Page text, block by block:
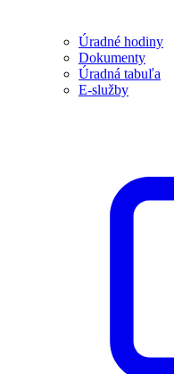
Úradné hodiny
Dokumenty
Úradná tabuľa
E-služby